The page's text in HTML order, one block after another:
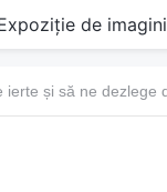
de imagini